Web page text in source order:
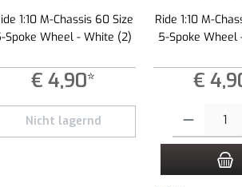
te verlagen.
om de hoeveelheid te verhogen of te verlagen.
hoeveelheid in of gebruik de knoppen om de
1:10 M-Chassis 60 Size
Spoke Wheel - White (2)
€ 4,90*
Nicht lagernd
Ride 1:10 M-
5-Spoke Wheel
€